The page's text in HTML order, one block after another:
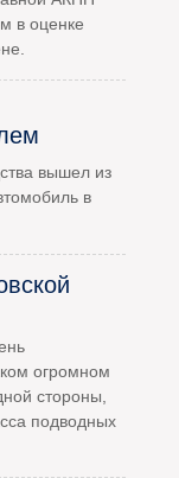
в оценке
вышел из
в
огромном
стороны,
подводных